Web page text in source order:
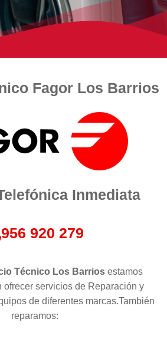
Fagor Los Barrios
Inmediata
956 920 279
Técnico Los Barriosestamos
ofrecer servicios de Reparación y
de diferentes marcas.También
reparamos: